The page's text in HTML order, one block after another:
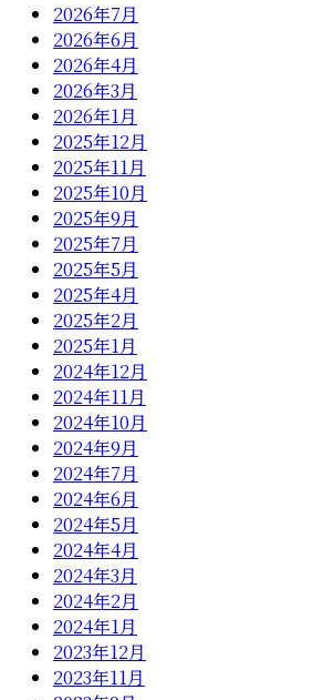
2026年7月
2026年6月
2026年4月
2026年3月
2026年1月
2025年12月
2025年11月
2025年10月
2025年9月
2025年7月
2025年5月
2025年4月
2025年2月
2025年1月
2024年12月
2024年11月
2024年10月
2024年9月
2024年7月
2024年6月
2024年5月
2024年4月
2024年3月
2024年2月
2024年1月
2023年12月
2023年11月